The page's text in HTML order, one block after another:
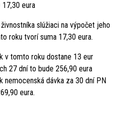
eura
slúžiaci na výpočet jeho
roku tvorí suma 17,30 eura.
v tomto roku dostane 13 eur
27 dní to bude 256,90 eura
nemocenská dávka za 30 dní PN
eura.